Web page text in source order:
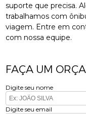
suporte que precisa.
trabalhamos com
viagem. Entre em
com nossa equipe.
FAÇA UM
Digite seu nome
Digite seu email